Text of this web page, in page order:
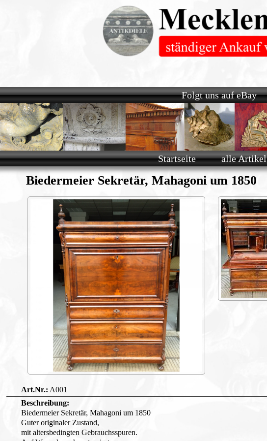
Navigation
überspringen
Folgt uns auf eBay
Navigation
überspringen
Startseite alle Artikel
Biedermeier Sekretär, Mahagoni um 1850
A001
Biedermeier Sekretär, Mahagoni um 1850
Guter originaler Zustand,
mit altersbedingten Gebrauchsspuren.